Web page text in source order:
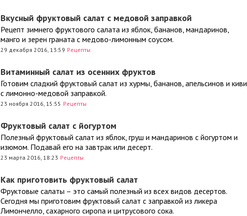
Вкусный фруктовый салат с медовой заправкой
Рецепт зимнего фруктового салата из яблок, бананов, мандаринов,
манго и зерен граната с медово-лимонным соусом.
29 декабря 2016, 13:59 Рецепты
Витаминный салат из осенних фруктов
Готовим сладкий фруктовый салат из хурмы, бананов, апельсинов и киви
с лимонно-медовой заправкой.
23 ноября 2016, 15:55 Рецепты
Фруктовый салат с йогуртом
Полезный фруктовый салат из яблок, груш и мандаринов с йогуртом и
изюмом. Подавай его на завтрак или десерт.
23 марта 2016, 18:23 Рецепты
Как приготовить фруктовый салат
Фруктовые салаты – это самый полезный из всех видов десертов.
Сегодня мы приготовим фруктовый салат с заправкой из ликера
Лимончелло, сахарного сиропа и цитрусового сока.